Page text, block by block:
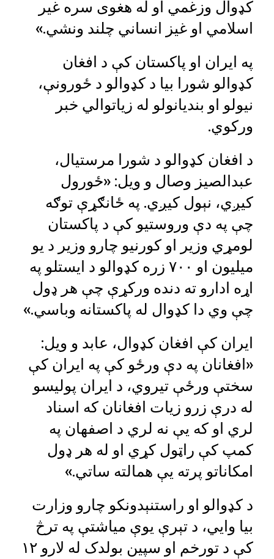
کډوال وزغمي او له هغوی سره غیر
اسلامي او غیز انساني چلند ونشي.»
په ایران او پاکستان کې د افغان
کډوالو شورا بیا د کډوالو د ځورونې،
نیولو او بندیانولو له زیاتوالي خبر
ورکوي.
د افغان کډوالو د شورا مرستیال،
عبدالصیز وصال و ویل: «ځورول
کیږي، نېول کیږي. په ځانګړې توګه
چې په دې وروستیو کې د پاکستان
لومړي وزیر او کورنیو چارو وزیر د یو
میلیون او ۷۰۰ زره کډوالو د ایستلو په
اړه ادارو ته دنده ورکړې چې هر ډول
چې وي دا کډوال له پاکستانه وباسي.»
ایران کې افغان کډوال، عابد و ویل:
«افغانان په دې ورځو کې په ایران کې
سختې ورځې تیروي، د ایران پولیسو
له درې زرو زیات افغانان که اسناد
لري او که یې نه لري د اصفهان په
کمپ کې راټول کړي او له هر ډول
امکاناتو پرته یې همالته ساتي.»
د کډوالو او راستنېدونکو چارو وزارت
بیا وايي، د تېرې یوې میاشتې په ترڅ
کې د تورخم او سپین بولدک له لارو ۱۲